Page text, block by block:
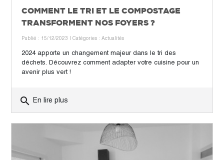
COMMENT LE TRI ET LE COMPOSTAGE
TRANSFORMENT NOS FOYERS ?
Publié : 15/12/2023 | Catégories : Actualités
2024 apporte un changement majeur dans le tri des
déchets. Découvrez comment adapter votre cuisine pour un
avenir plus vert !
search En lire plus